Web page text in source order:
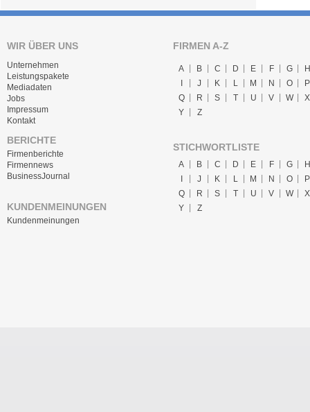
WIR ÜBER UNS
Unternehmen
Leistungspakete
Mediadaten
Jobs
Impressum
Kontakt
BERICHTE
Firmenberichte
Firmennews
BusinessJournal
KUNDENMEINUNGEN
Kundenmeinungen
FIRMEN A-Z
A B C D E F G
H
J K L M N O
P
Q
R S T U V W
X
Y
Z
STICHWORTLISTE
A B C D E F G
H
J K L M N O
P
Q
R S T U V W
X
Y
Z